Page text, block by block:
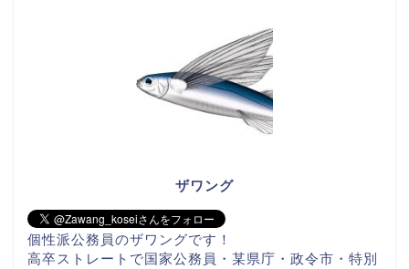
ザワング
個性派公務員のザワングです！
高卒ストレートで国家公務員・某県庁・政令市・特別